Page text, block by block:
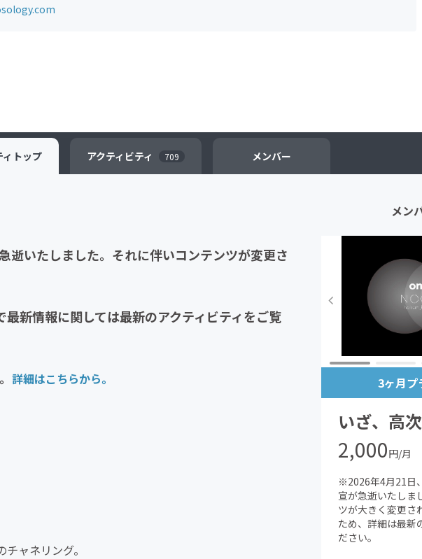
トップ アクティビティ 709 メンバー
いたしました。それに伴いコンテンツが変更さ
新情報に関しては最新のアクティビティをご覧
詳細はこちらから。
ャネリング。
メン
3ヶ月プ
いざ、高
2,000円/月
※2026年4月21日
宣が急逝いたしま
ツが大きく変更さ
ため、詳細は最新
ださい。